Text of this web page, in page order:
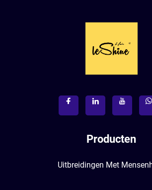
Producten
Uitbreidingen Met